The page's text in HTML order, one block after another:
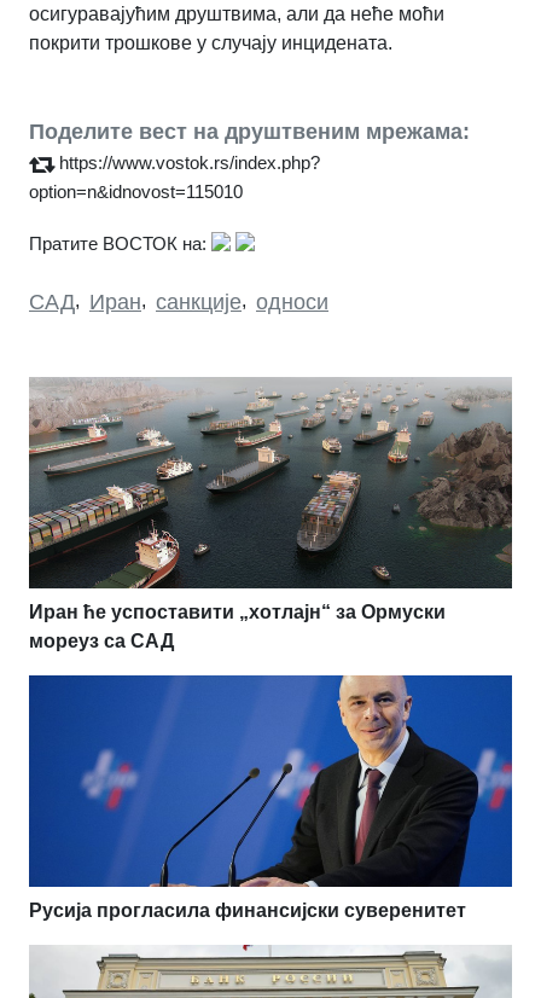
осигуравајућим друштвима, али да неће моћи
покрити трошкове у случају инцидената.
Поделите вест на друштвеним мрежама:
https://www.vostok.rs/index.php?
option=n&idnovost=115010
Пратите ВОСТОК на:
САД, Иран, санкције, односи
Иран ће успоставити „хотлајн“ за Ормуски
мореуз са САД
Русија прогласила финансијски суверенитет